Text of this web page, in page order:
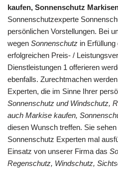
kaufen, Sonnenschutz
Sonnenschutzexperte
persönlichen Vorstellungen. Bei
wegen Sonnenschutz in
erfolgreichen Preis- /
Dienstleistungen 1 offerieren
ebenfalls. Zurechtmachen
Experten, die im Sinne Ihrer
Sonnenschutz und Windschutz,
auch Markise kaufen,
diesen Wunsch treffen. Sie
Sonnenschutz Experten mal
Einsatz von unserer Firma das
Regenschutz, Windschutz,